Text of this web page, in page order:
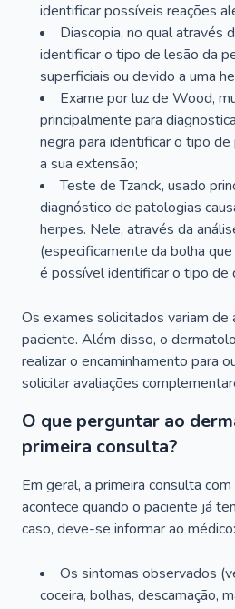
identificar possíveis reações
Diascopia, no qual através
identificar o tipo de lesão da
superficiais ou devido a uma
Exame por luz de Wood,
principalmente para
negra para identificar o tipo
a sua extensão;
Teste de Tzanck, usado
diagnóstico de patologias
herpes. Nele, através da
(especificamente da bolha
é possível identificar o tipo de
Os exames solicitados variam de
paciente. Além disso, o
realizar o encaminhamento para
solicitar avaliações
O que perguntar ao
primeira consulta?
Em geral, a primeira consulta
acontece quando o paciente já
caso, deve-se informar ao médico:
Os sintomas observados
coceira, bolhas, descamação,